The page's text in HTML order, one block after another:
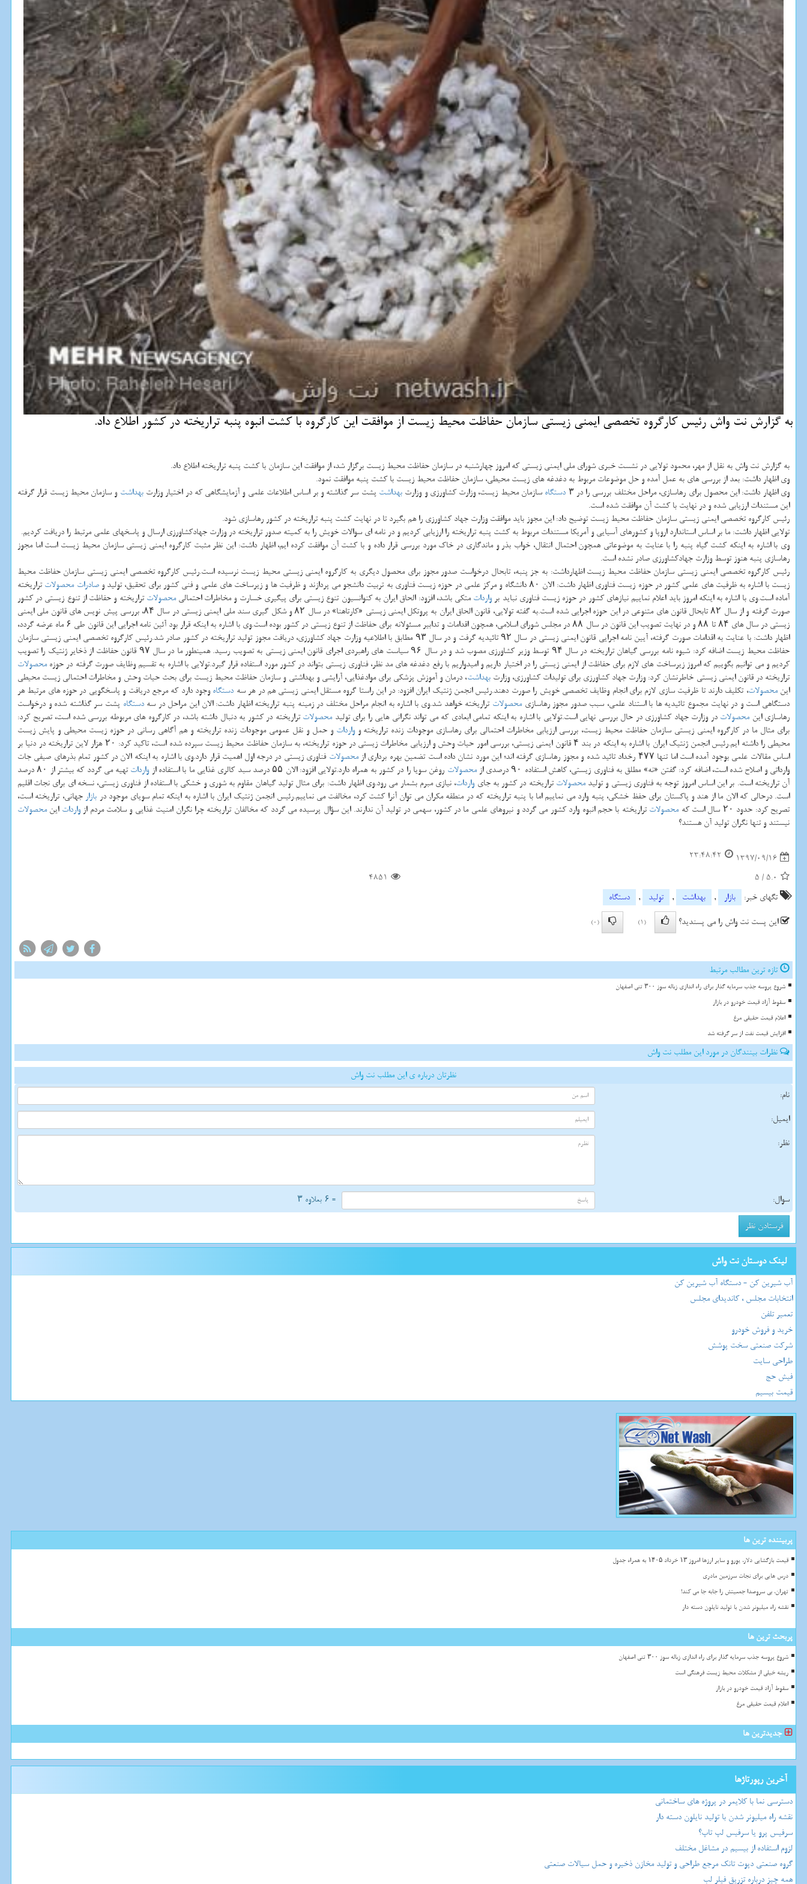
به گزارش نت واش رئیس كارگروه تخصصی ایمنی زیستی سازمان حفاظت محیط زیست از موافقت این كارگروه با كشت انبوه پنبه تراریخته در كشور اطلاع داد.
به گزارش نت واش به نقل از مهر، محمود تولایی در نشست خبری شورای ملی ایمنی زیستی كه امروز چهارشنبه در سازمان حفاظت محیط زیست برگزار شد، از موافقت این سازمان با كشت پنبه تراریخته اطلاع داد.
وی اظهار داشت: بعد از بررسی های به عمل آمده و حل موضوعات مربوط به دغدغه های زیست محیطی، سازمان حفاظت محیط زیست با كشت پنبه موافقت نمود.
وی اظهار داشت: این محصول برای رهاسازی، مراحل مختلف بررسی را در ۳ دستگاه سازمان محیط زیست، وزارت كشاورزی و وزارت بهداشت پشت سر گذاشته و بر اساس اطلاعات علمی و آزمایشگاهی كه در اختیار وزارتبهداشت و سازمان محیط زیست قرار گرفته
این مستندات ارزیابی شده و در نهایت با كشت آن موافقت شده است.
رئیس كارگروه تخصصی ایمنی زیستی سازمان حفاظت محیط زیست توضیح داد: این مجوز باید موافقت وزارت جهاد كشاورزی را هم بگیرد تا در نهایت كشت پنبه تراریخته در كشور رهاسازی شود.
تولایی اظهار داشت: ما بر اساس استاندارد اروپا و كشورهای آسیایی و آمریكا مستندات مربوط به كشت پنبه تراریخته را ارزیابی كردیم و در نامه ای سوالات خویش را به كمیته صدور تراریخته در وزارت جهادكشاورزی ارسال و پاسخهای علمی مرتبط را دریافت كردیم.
وی با اشاره به اینكه كشت گیاه پنبه را با عنایت به موضوعاتی همچون احتمال انتقال، خواب بذر و ماندگاری در خاك مورد بررسی قرار داده و با كشت آن موافقت كرده ایم، اظهار داشت: این نظر مثبت كارگروه ایمنی زیستی سازمان محیط زیست است اما مجوز
رهاسازی پنبه هنوز توسط وزارت جهادكشاورزی صادر نشده است.
رئیس كارگروه تخصصی ایمنی زیستی سازمان حفاظت محیط زیست اظهارداشت: به جز پنبه، تابحال درخواست صدور مجوز برای محصول دیگری به كارگروه ایمنی زیستی محیط زیست نرسیده است.رئیس كارگروه تخصصی ایمنی زیستی سازمان حفاظت محیط
زیست با اشاره به ظرفیت های علمی كشور در حوزه زیست فناوری اظهار داشت: الان ۸۰ دانشگاه و مركز علمی در حوزه زیست فناوری به تربیت دانشجو می پردازند و ظرفیت ها و زیرساخت های علمی و فنی كشور برای تحقیق، تولید و
صادرات محصولاتتراریخته
آماده است.وی با اشاره به اینكه امروز باید اعلام نماییم نیازهای كشور در حوزه زیست فناوری نباید بروارداتمتكی باشد، افزود: الحاق ایران به كنوانسیون تنوع زیستی برای پیگیری خسارت و مخاطرات احتمالیمحصولاتتراریخته و حفاظت از تنوع زیستی در كشور
صورت گرفته و از سال ۸۲ تابحال قانون های متنوعی در این حوزه اجرایی شده است.به گفته تولایی، قانون الحاق ایران به پروتكل ایمنی زیستی «كارتاهنا» در سال ۸۲ و شكل گیری سند ملی ایمنی زیستی در سال ۸۴، بررسی پیش نویس های قانون ملی ایمنی
زیستی در سال های ۸۴ تا ۸۸ و در نهایت تصویب این قانون در سال ۸۸ در مجلس شورای اسلامی، همچون اقدامات و تدابیر مسئولانه برای حفاظت از تنوع زیستی در كشور بوده است.وی با اشاره به اینكه قرار بود آئین نامه اجرایی این قانون طی ۶ ماه عرضه گردد،
اظهار داشت: با عنایت به اقدامات صورت گرفته، آیین نامه اجرایی قانون ایمنی زیستی در سال ۹۲ تائیدیه گرفت و در سال ۹۳ مطابق با اطلاعیه وزارت جهاد كشاورزی، دریافت مجوز تولید تراریخته در كشور صادر شد.رئیس كارگروه تخصصی ایمنی زیستی سازمان
حفاظت محیط زیست اضافه كرد: شیوه نامه بررسی گیاهان تراریخته در سال ۹۴ توسط وزیر كشاورزی مصوب شد و در سال ۹۶ سیاست های راهبردی اجرای قانون ایمنی زیستی به تصویب رسید. همینطور ما در سال ۹۷ قانون حفاظت از ذخایر ژنتیك را تصویب
كردیم و می توانیم بگوییم كه امروز زیرساخت های لازم برای حفاظت از ایمنی زیستی را در اختیار داریم و امیدواریم با رفع دغدغه های مد نظر، فناوری زیستی بتواند در كشور مورد استفاده قرار گیرد.تولایی با اشاره به تقسیم وظایف صورت گرفته در حوزهمحصولات
تراریخته در قانون ایمنی زیستی خاطرنشان كرد: وزارت جهاد كشاورزی برای تولیدات كشاورزی، وزارتبهداشت، درمان و آموزش پزشكی برای موادغذایی، آرایشی و بهداشتی و سازمان حفاظت محیط زیست برای بحث حیات وحش و مخاطرات احتمالی زیست محیطی
اینمحصولات، تكلیف دارند تا ظرفیت سازی لازم برای انجام وظایف تخصصی خویش را صورت دهند.رئیس انجمن ژنتیك ایران افزود: در این راستا گروه مستقل ایمنی زیستی هم در هر سه دستگاهوجود دارد كه مرجع دریافت و پاسخگویی در حوزه های مرتبط هر
دستگاهی است و در نهایت مجموع تائیدیه ها با استناد علمی، سبب صدور مجوز رهاسازیمحصولات تراریخته خواهد شد.وی با اشاره به انجام مراحل مختلف در زمینه پنبه تراریخته اظهار داشت: الان این مراحل در سهدستگاه پشت سر گذاشته شده و درخواست
رهاسازی اینمحصولات در وزارت جهاد كشاورزی در حال بررسی نهایی است.تولایی با اشاره به اینكه تمامی ابعادی كه می تواند نگرانی هایی را برای تولیدمحصولاتتراریخته در كشور به دنبال داشته باشد، در كارگروه های مربوطه بررسی شده است، تصریح كرد:
برای مثال ما در كارگروه ایمنی زیستی سازمان حفاظت محیط زیست، بررسی ارزیابی مخاطرات احتمالی برای رهاسازی موجودات زنده تراریخته وواردات و حمل و نقل عمومی موجودات زنده تراریخته و هم آگاهی رسانی در حوزه زیست محیطی و پایش زیست
محیطی را داشته ایم.رئیس انجمن ژنتیك ایران با اشاره به اینكه در بند ۴ قانون ایمنی زیستی، بررسی امور حیات وحش و ارزیابی مخاطرات زیستی در حوزه تراریخته، به سازمان حفاظت محیط زیست سپرده شده است، تاكید كرد: ۲۰ هزار لاین تراریخته در دنیا بر
اساس مقالات علمی بوجود آمده است اما تنها ۴۷۷ رخداد تائید شده و مجوز رهاسازی گرفته اند؛ این مورد نشان داده است تضمین بهره برداری از
محصولات فناوری زیستی در درجه اول اهمیت قرار دارد.وی با اشاره به اینكه الان در كشور تمام بذرهای صیفی جات
وارداتی و اصلاح شده است، اضافه كرد: گفتن «نه» مطلق به فناوری زیستی، كاهش استفاده ۹۰ درصدی از
محصولات روغن سویا را در كشور به همراه دارد.تولایی افزود: الان ۵۵ درصد سبد كالری غذایی ما با استفاده از واردات
تهیه می گردد كه بیشتر از ۸۰ درصد
آن تراریخته است. بر این اساس امروز توجه به فناوری زیستی و تولیدمحصولاتتراریخته در كشور به جایواردات، نیازی مبرم بشمار می رود.وی اظهار داشت: برای مثال تولید گیاهان مقاوم به شوری و خشكی با استفاده از فناوری زیستی، نسخه ای برای نجات اقلیم
است. درحالی كه الان ما از هند و پاكستان برای حفظ خشكی، پنبه وارد می نماییم اما با پنبه تراریخته كه در منطقه مكران می توان آنرا كشت كرد، مخالفت می نماییم.رئیس انجمن ژنتیك ایران با اشاره به اینكه تمام سویای موجود در بازار جهانی، تراریخته است،
تصریح كرد: حدود ۲۰ سال است كه
محصولاتتراریخته با حجم انبوه وارد كشور می گردد و نیروهای علمی ما در كشور، سهمی در تولید آن ندارند. این سؤال پرسیده می گردد كه مخالفان تراریخته چرا نگران امنیت غذایی و سلامت مردم ازواردات اینمحصولات
نیستند و تنها نگران تولید آن هستند؟
1397/09/16
23:48:42
5.0
/
5
4851
تگهای خبر:
بازار , بهداشت , تولید ,
دستگاه
این پست نت واش را می پسندید؟
(1)
(0)
تازه ترین مطالب مرتبط
شروع پروسه جذب سرمایه گذار برای راه اندازی زباله سوز ۳۰۰ تنی اصفهان
سقوط آزاد قیمت خودرو در بازار
اعلام قیمت حقیقی مرغ
افزایش قیمت نفت از سر گرفته شد
نظرات بینندگان در مورد این مطلب نت واش
نظرتان درباره ی این مطلب نت واش
نام:
ایمیل:
نظر:
سوال: = ۶ بعلاوه ۳
لینک دوستان نت واش
آب شیرین کن - دستگاه آب شیرین کن
انتخابات مجلس ، کاندیدای مجلس
تعمیر تلفن
خرید و فروش خودرو
شرکت صنعتی سخت پوشش
طراحی سایت
فیش حج
قیمت بیسیم
پربیننده ترین ها
قیمت بازگشایی دلار، یورو و سایر ارزها امروز ۱۳ خرداد ۱۴۰۵ به همراه جدول
درس هایی برای نجات سرزمین مادری
تهران، بی سروصدا جمعیتش را جابه جا می کند!
نقشه راه میلیونر شدن با تولید نایلون دسته دار
پربحث ترین ها
شروع پروسه جذب سرمایه گذار برای راه اندازی زباله سوز ۳۰۰ تنی اصفهان
ریشه خیلی از مشکلات محیط زیست فرهنگی است
سقوط آزاد قیمت خودرو در بازار
اعلام قیمت حقیقی مرغ
جدیدترین ها
آخرین رپورتاژها
دسترسی نما با کلایمر در پروژه های ساختمانی
نقشه راه میلیونر شدن با تولید نایلون دسته دار
سرفیس پرو یا سرفیس لپ تاپ؟
لزوم استفاده از بیسیم در مشاغل مختلف
گروه صنعتی دپوت تانک مرجع طراحی و تولید مخازن ذخیره و حمل سیالات صنعتی
همه چیز درباره تزریق فیلر لب